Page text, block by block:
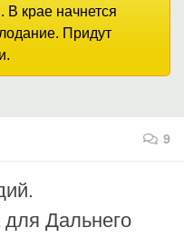
В крае начнется
Придут
9
для Дальнего